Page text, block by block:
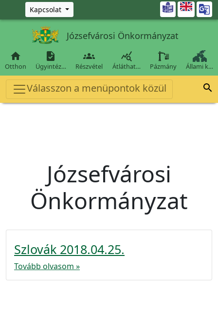
Ugrás a fő tartalomra
Kapcsolat 
Józsefvárosi Önkormányzat

Otthon

Ügyintéz…

Részvétel

Átláthat… Pázmány Állami k…
Válasszon a menüpontok közül 
Józsefvárosi
Önkormányzat
Szlovák 2018.04.25.
Tovább olvasom »